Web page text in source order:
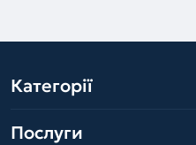
Категорії
Послуги